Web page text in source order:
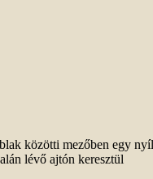
közötti mezőben egy
lévő ajtón keresztül